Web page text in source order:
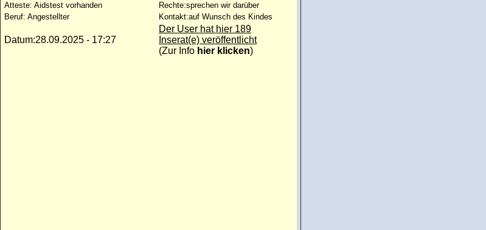
Atteste: Aidstest vorhanden
Rechte:sprechen wir darüber
Beruf: Angestellter
Kontakt:auf Wunsch des Kindes
Datum:28.09.2025 - 17:27
Der User hat hier 189
Inserat(e) veröffentlicht
(Zur Info hier klicken)